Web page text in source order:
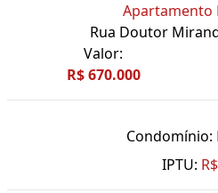
Apartamento
Rua Doutor
Valor:
R$ 670.000
Condomínio:
IPTU: